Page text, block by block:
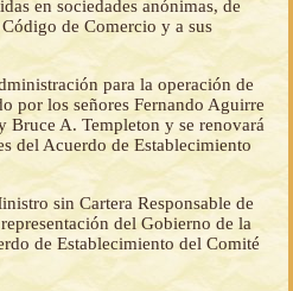
en sociedades anónimas, de
de Comercio y a sus
para la operación de
por los señores Fernando Aguirre
Bruce A. Templeton y se renovará
del Acuerdo de Establecimiento
sin Cartera Responsable de
del Gobierno de la
de Establecimiento del Comité